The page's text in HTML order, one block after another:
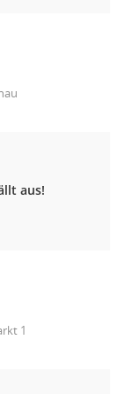
aus!
1